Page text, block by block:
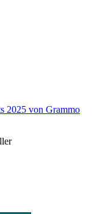
2025 von Grammo